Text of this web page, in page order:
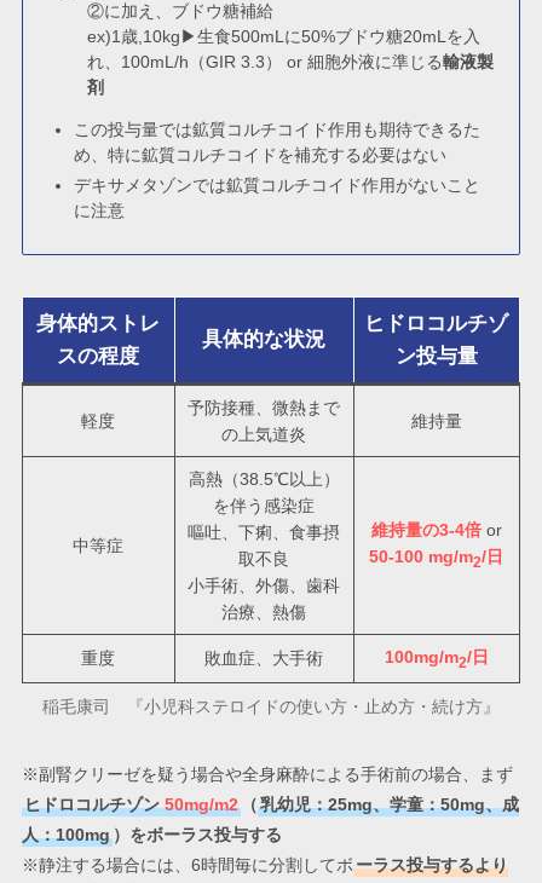
②に加え、ブドウ糖補給
ex)1歳,10kg▶生食500mLに50%ブドウ糖20mLを入
れ、100mL/h（GIR 3.3） or 細胞外液に準じる輸液製
剤
この投与量では鉱質コルチコイド作用も期待できるた
め、特に鉱質コルチコイドを補充する必要はない
デキサメタゾンでは鉱質コルチコイド作用がないこと
に注意
身体的ストレ
スの程度
具体的な状況
ヒドロコルチゾ
ン投与量
軽度
予防接種、微熱まで
の上気道炎
維持量
中等症
高熱（38.5℃以上）
を伴う感染症
嘔吐、下痢、食事摂
取不良
小手術、外傷、歯科
治療、熱傷
維持量の3-4倍or
50-100 mg/m2/日
重度 敗血症、大手術 100mg/m2/日
稲毛康司 『小児科ステロイドの使い方・止め方・続け方』
※副腎クリーゼを疑う場合や全身麻酔による手術前の場合、まず
ヒドロコルチゾン50mg/m2（乳幼児：25mg、学童：50mg、成
人：100mg）をボーラス投与する
※静注する場合には、6時間毎に分割してボーラス投与するより